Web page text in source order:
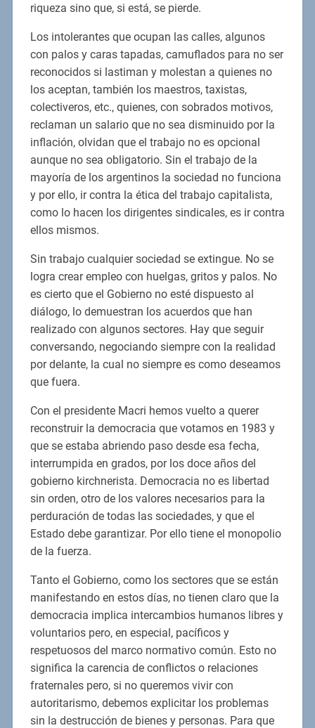
riqueza sino que, si está, se pierde.
Los intolerantes que ocupan las calles, algunos
con palos y caras tapadas, camuflados para no ser
reconocidos si lastiman y molestan a quienes no
los aceptan, también los maestros, taxistas,
colectiveros, etc., quienes, con sobrados motivos,
reclaman un salario que no sea disminuido por la
inflación, olvidan que el trabajo no es opcional
aunque no sea obligatorio. Sin el trabajo de la
mayoría de los argentinos la sociedad no funciona
y por ello, ir contra la ética del trabajo capitalista,
como lo hacen los dirigentes sindicales, es ir contra
ellos mismos.
Sin trabajo cualquier sociedad se extingue. No se
logra crear empleo con huelgas, gritos y palos. No
es cierto que el Gobierno no esté dispuesto al
diálogo, lo demuestran los acuerdos que han
realizado con algunos sectores. Hay que seguir
conversando, negociando siempre con la realidad
por delante, la cual no siempre es como deseamos
que fuera.
Con el presidente Macri hemos vuelto a querer
reconstruir la democracia que votamos en 1983 y
que se estaba abriendo paso desde esa fecha,
interrumpida en grados, por los doce años del
gobierno kirchnerista. Democracia no es libertad
sin orden, otro de los valores necesarios para la
perduración de todas las sociedades, y que el
Estado debe garantizar. Por ello tiene el monopolio
de la fuerza.
Tanto el Gobierno, como los sectores que se están
manifestando en estos días, no tienen claro que la
democracia implica intercambios humanos libres y
voluntarios pero, en especial, pacíficos y
respetuosos del marco normativo común. Esto no
significa la carencia de conflictos o relaciones
fraternales pero, si no queremos vivir con
autoritarismo, debemos explicitar los problemas
sin la destrucción de bienes y personas. Para que